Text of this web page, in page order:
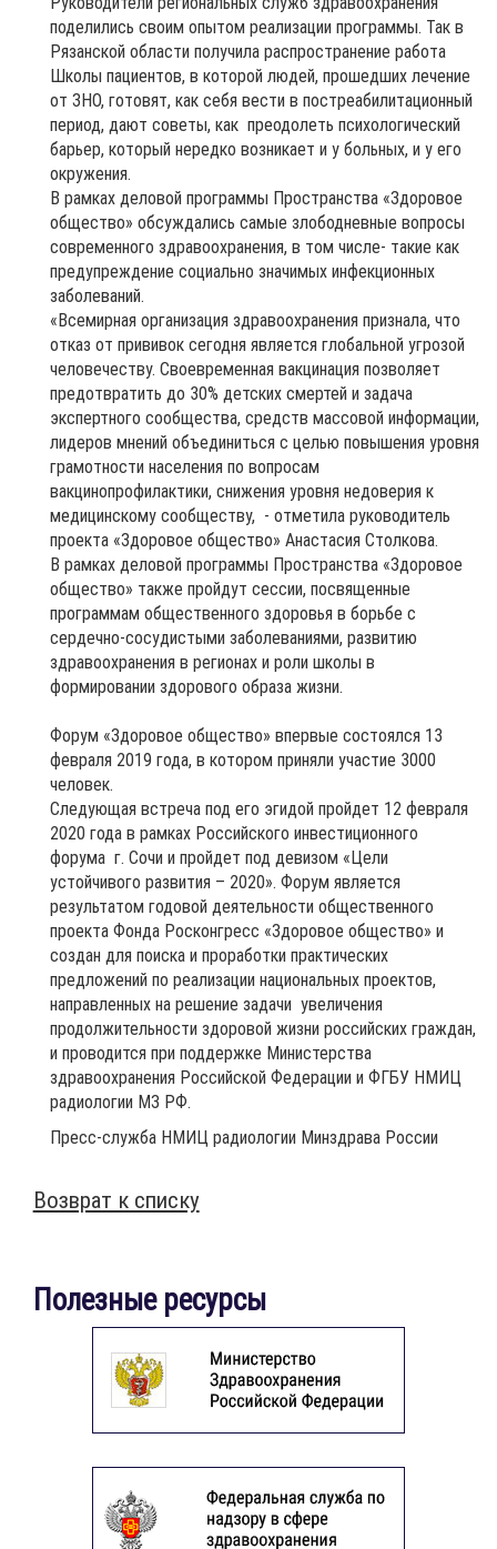
поделились своим опытом реализации программы. Так в
Рязанской области получила распространение работа
Школы пациентов, в которой людей, прошедших лечение
от ЗНО, готовят, как себя вести в постреабилитационный
период, дают советы, как преодолеть психологический
барьер, который нередко возникает и у больных, и у его
окружения.
В рамках деловой программы Пространства «Здоровое
общество» обсуждались самые злободневные вопросы
современного здравоохранения, в том числе- такие как
предупреждение социально значимых инфекционных
заболеваний.
«Всемирная организация здравоохранения признала, что
отказ от прививок сегодня является глобальной угрозой
человечеству. Своевременная вакцинация позволяет
предотвратить до 30% детских смертей и задача
экспертного сообщества, средств массовой информации,
лидеров мнений объединиться с целью повышения уровня
грамотности населения по вопросам
вакцинопрофилактики, снижения уровня недоверия к
медицинскому сообществу, - отметила руководитель
проекта «Здоровое общество» Анастасия Столкова.
В рамках деловой программы Пространства «Здоровое
общество» также пройдут сессии, посвященные
программам общественного здоровья в борьбе с
сердечно-сосудистыми заболеваниями, развитию
здравоохранения в регионах и роли школы в
формировании здорового образа жизни.
Форум «Здоровое общество» впервые состоялся 13
февраля 2019 года, в котором приняли участие 3000
человек.
Следующая встреча под его эгидой пройдет 12 февраля
2020 года в рамках Российского инвестиционного
форума г. Сочи и пройдет под девизом «Цели
устойчивого развития – 2020». Форум является
результатом годовой деятельности общественного
проекта Фонда Росконгресс «Здоровое общество» и
создан для поиска и проработки практических
предложений по реализации национальных проектов,
направленных на решение задачи увеличения
продолжительности здоровой жизни российских граждан,
и проводится при поддержке Министерства
здравоохранения Российской Федерации и ФГБУ НМИЦ
радиологии МЗ РФ.
Пресс-служба НМИЦ радиологии Минздрава России
Возврат к списку
Полезные ресурсы